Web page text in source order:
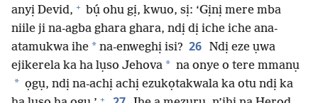
anyị Devid, + bụ́ ohu gị, kwuo, sị: ‘Gịnị mere mba
niile ji na-agba ghara ghara, ndị dị iche iche ana-
atamukwa ihe * na-enweghị isi? 26 Ndị eze ụwa
ejikerela ka ha lụso Jehova * na onye o tere mmanụ
* ọgụ, ndị na-achị achị ezukọtakwala ka otu ndị ka
+